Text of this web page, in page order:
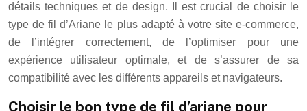
détails techniques et de design. Il est crucial de choisir le
type de fil d’Ariane le plus adapté à votre site e-commerce,
de l’intégrer correctement, de l’optimiser pour une
expérience utilisateur optimale, et de s’assurer de sa
compatibilité avec les différents appareils et navigateurs.
Choisir le bon type de fil d’ariane pour